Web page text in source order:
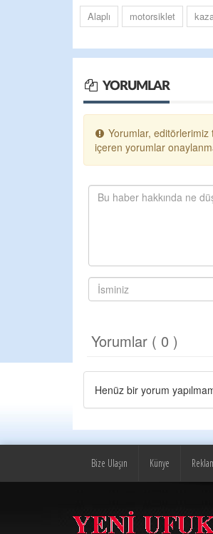
Alaplı motorsiklet
YORUMLAR
Yorumlar, editörlerimiz
içeren yorumlar
Yorumlar ( 0 )
Henüz bir yorum
Bize Ulaşın Künye